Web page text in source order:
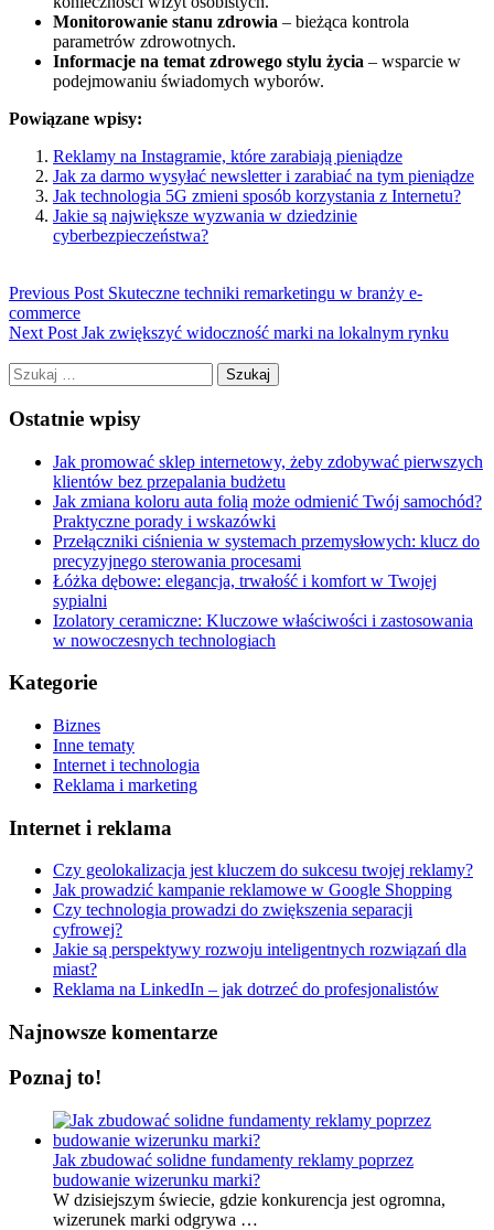
Monitorowanie stanu zdrowia – bieżąca kontrola
parametrów zdrowotnych.
Informacje na temat zdrowego stylu życia – wsparcie w
podejmowaniu świadomych wyborów.
Powiązane wpisy:
Reklamy na Instagramie, które zarabiają pieniądze
Jak za darmo wysyłać newsletter i zarabiać na tym pieniądze
Jak technologia 5G zmieni sposób korzystania z Internetu?
Jakie są największe wyzwania w dziedzinie
cyberbezpieczeństwa?
Previous Post Skuteczne techniki remarketingu w branży e-
commerce
Next Post Jak zwiększyć widoczność marki na lokalnym rynku
Szukaj:
Ostatnie wpisy
Jak promować sklep internetowy, żeby zdobywać pierwszych
klientów bez przepalania budżetu
Jak zmiana koloru auta folią może odmienić Twój samochód?
Praktyczne porady i wskazówki
Przełączniki ciśnienia w systemach przemysłowych: klucz do
precyzyjnego sterowania procesami
Łóżka dębowe: elegancja, trwałość i komfort w Twojej
sypialni
Izolatory ceramiczne: Kluczowe właściwości i zastosowania
w nowoczesnych technologiach
Kategorie
Biznes
Inne tematy
Internet i technologia
Reklama i marketing
Internet i reklama
Czy geolokalizacja jest kluczem do sukcesu twojej reklamy?
Jak prowadzić kampanie reklamowe w Google Shopping
Czy technologia prowadzi do zwiększenia separacji
cyfrowej?
Jakie są perspektywy rozwoju inteligentnych rozwiązań dla
miast?
Reklama na LinkedIn – jak dotrzeć do profesjonalistów
Najnowsze komentarze
Poznaj to!
Jak zbudować solidne fundamenty reklamy poprzez
budowanie wizerunku marki?
W dzisiejszym świecie, gdzie konkurencja jest ogromna,
wizerunek marki odgrywa …